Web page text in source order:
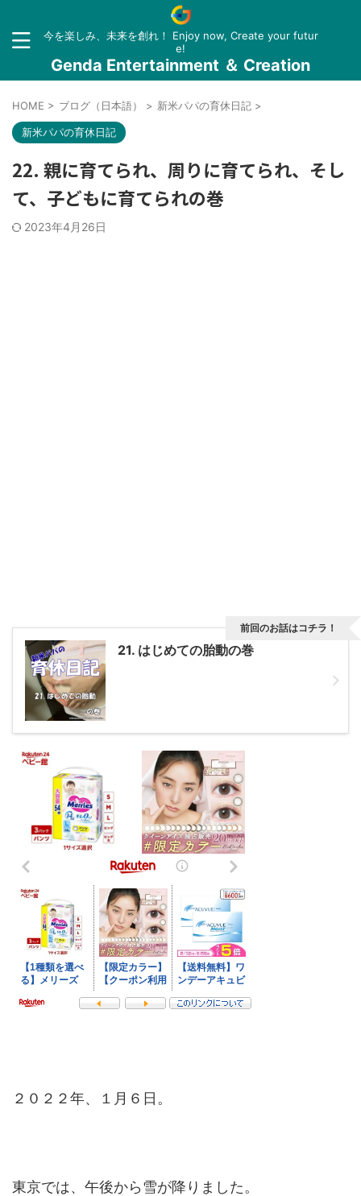
今を楽しみ、未来を創れ！ Enjoy now, Create your futur
e!
Genda Entertainment ＆ Creation
HOME > ブログ（日本語） > 新米パパの育休日記 >
新米パパの育休日記
22. 親に育てられ、周りに育てられ、そし
て、子どもに育てられの巻
2023年4月26日
21. はじめての胎動の巻
前回のお話はコチラ！
２０２２年、１月６日。
東京では、午後から雪が降りました。